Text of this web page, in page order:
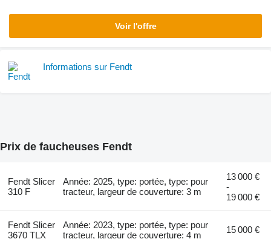
Voir l'offre
Informations sur Fendt
Prix de faucheuses Fendt
Fendt Slicer
310 F
Année: 2025, type: portée, type: pour
tracteur, largeur de couverture: 3 m
13 000 €
-
19 000 €
Fendt Slicer
3670 TLX
Année: 2023, type: portée, type: pour
tracteur, largeur de couverture: 4 m
15 000 €